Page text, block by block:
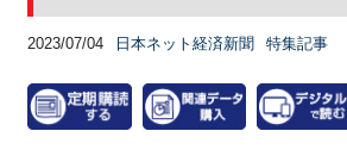
2023/07/04 日本ネット経済新聞 特集記事